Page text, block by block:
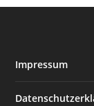
Impressum